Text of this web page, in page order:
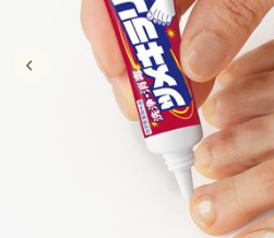
寝具・ベッド
カーテン・ラグ・ファブリック
美容・健康・サプリメント
制服・スクールすべて
制服・学生服
ジュニア・ティーンズ下着
大きいサイズ
大きいサイズ通販すべて
大きいサイズ レディース服
大きいサイズ レディース下着
カーテン・ラグ・ファブリック
制服・学生服
ジュニア・ティーンズ下着
大きいサイズ通販すべて
大きいサイズ レディース服
大きいサイズ レディース下着
バーゲン
バーゲンセール
シークレットセール
商品カテゴリ一覧